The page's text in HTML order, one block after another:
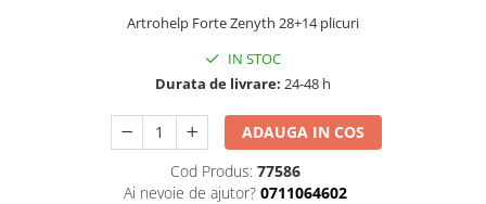
Supliment Magneziu
Supliment Vitamina C
Supliment Vitamina D3
Supliment Zinc
Artrohelp Forte Zenyth 28+14 plicuri
IN STOC
Durata de livrare: 24-48 h
ADAUGA IN COS
Cod Produs: 77586
Ai nevoie de ajutor? 0711064602